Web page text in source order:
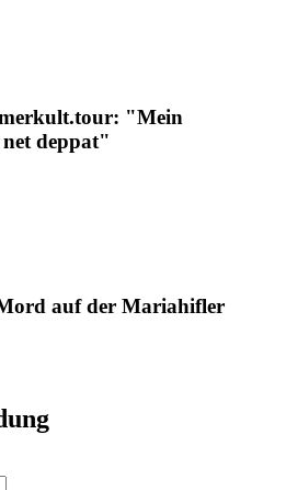
"Mein
net deppat"
auf der Mariahifler